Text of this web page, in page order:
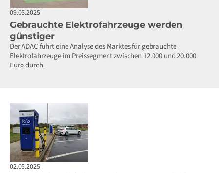
09.05.2025
Gebrauchte Elektrofahrzeuge werden
günstiger
Der ADAC führt eine Analyse des Marktes für gebrauchte
Elektrofahrzeuge im Preissegment zwischen 12.000 und 20.000
Euro durch.
02.05.2025